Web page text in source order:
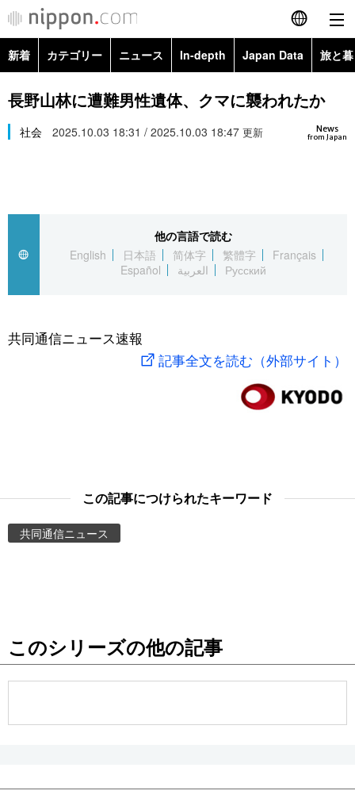
English
简体字
繁體字
العربية
社会
旅と暮らし
東京
新着 カテゴリー ニュース In-depth Japan Data 旅と
政治・外交
経済・ビジネス
社会
文化
科学・技術
暮らし
Topics
Images
お知らせ
長野山林に遭難男性遺体、クマに襲われたか
News
from Japan
社会 2025.10.03 18:31 / 2025.10.03 18:47 更新
他の言語で読む
English
日本語 简体字 繁體字
Français
Español
العربية Русский
共同通信ニュース速報
記事全文を読む（外部サイト）
この記事につけられたキーワード
共同通信ニュース
このシリーズの他の記事